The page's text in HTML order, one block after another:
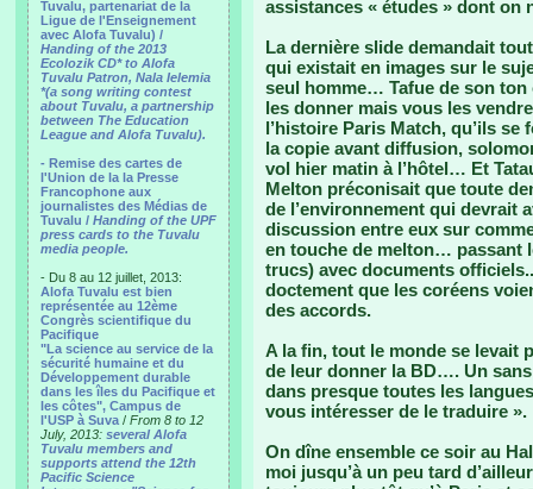
Tuvalu, partenariat de la
Ligue de l'Enseignement
avec Alofa Tuvalu) /
Handing of the 2013
Ecolozik CD* to Alofa
Tuvalu Patron, Nala Ielemia
*(a song writing contest
about Tuvalu, a partnership
between The Education
League and Alofa Tuvalu).
- Remise des cartes de
l'Union de la la Presse
Francophone aux
journalistes des Médias de
Tuvalu / Handing of the UPF
press cards to the Tuvalu
media people.
- Du 8 au 12 juillet, 2013:
Alofa Tuvalu est bien
représentée au 12ème
Congrès scientifique du
Pacifique
"La science au service de la
sécurité humaine et du
Développement durable
dans les îles du Pacifique et
les côtes", Campus de
l'USP à Suva / From 8 to 12
July, 2013: several Alofa
Tuvalu members and
supports attend the 12th
Pacific Science
assistances « études » dont on
La dernière slide demandait
qui existait en images sur le
seul homme… Tafue de son ton
les donner mais vous les
l’histoire Paris Match, qu’ils
la copie avant diffusion,
vol hier matin à l’hôtel… Et
Melton préconisait que toute
de l’environnement qui devrait
discussion entre eux sur
en touche de melton… passant
trucs) avec documents
doctement que les coréens
des accords.
A la fin, tout le monde se levait
de leur donner la BD…. Un
dans presque toutes les
vous intéresser de le traduire
On dîne ensemble ce soir au
moi jusqu’à un peu tard